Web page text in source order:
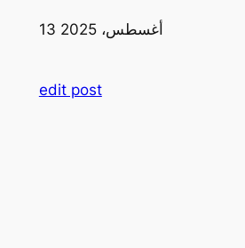
13 أغسطس، 2025
edit post